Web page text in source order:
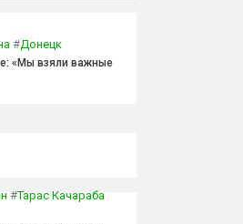
#Донецк
«Мы взяли важные
#Тарас Качараба